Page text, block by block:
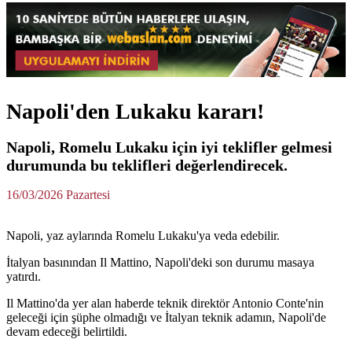
Napoli'den Lukaku kararı!
Napoli, Romelu Lukaku için iyi teklifler gelmesi
durumunda bu teklifleri değerlendirecek.
16/03/2026 Pazartesi
Napoli, yaz aylarında Romelu Lukaku'ya veda edebilir.
İtalyan basınından Il Mattino, Napoli'deki son durumu masaya
yatırdı.
Il Mattino'da yer alan haberde teknik direktör Antonio Conte'nin
geleceği için şüphe olmadığı ve İtalyan teknik adamın, Napoli'de
devam edeceği belirtildi.